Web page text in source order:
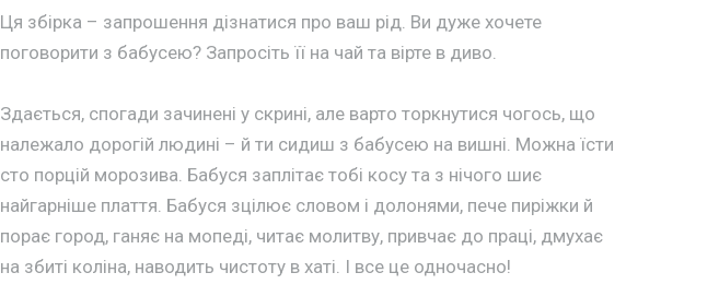
Ця збірка – запрошення дізнатися про ваш рід. Ви дуже хочете
поговорити з бабусею? Запросіть її на чай та вірте в диво.
Здається, спогади зачинені у скрині, але варто торкнутися чогось, що
належало дорогій людині – й ти сидиш з бабусею на вишні. Можна їсти
сто порцій морозива. Бабуся заплітає тобі косу та з нічого шиє
найгарніше плаття. Бабуся зцілює словом і долонями, пече пиріжки й
порає город, ганяє на мопеді, читає молитву, привчає до праці, дмухає
на збиті коліна, наводить чистоту в хаті. І все це одночасно!